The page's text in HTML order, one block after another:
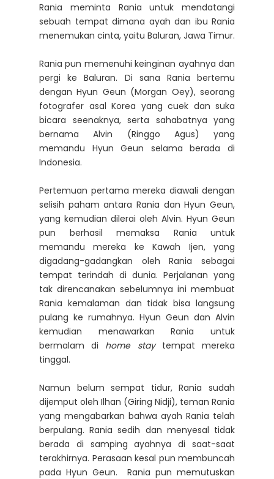
Rania meminta Rania untuk mendatangi
sebuah tempat dimana ayah dan ibu Rania
menemukan cinta, yaitu Baluran, Jawa Timur.
Rania pun memenuhi keinginan ayahnya dan
pergi ke Baluran. Di sana Rania bertemu
dengan Hyun Geun (Morgan Oey), seorang
fotografer asal Korea yang cuek dan suka
bicara seenaknya, serta sahabatnya yang
bernama Alvin (Ringgo Agus) yang
memandu Hyun Geun selama berada di
Indonesia.
Pertemuan pertama mereka diawali dengan
selisih paham antara Rania dan Hyun Geun,
yang kemudian dilerai oleh Alvin. Hyun Geun
pun berhasil memaksa Rania untuk
memandu mereka ke Kawah Ijen, yang
digadang-gadangkan oleh Rania sebagai
tempat terindah di dunia. Perjalanan yang
tak direncanakan sebelumnya ini membuat
Rania kemalaman dan tidak bisa langsung
pulang ke rumahnya. Hyun Geun dan Alvin
kemudian menawarkan Rania untuk
bermalam di home staytempat mereka
tinggal.
Namun belum sempat tidur, Rania sudah
dijemput oleh Ilhan (Giring Nidji), teman Rania
yang mengabarkan bahwa ayah Rania telah
berpulang. Rania sedih dan menyesal tidak
berada di samping ayahnya di saat-saat
terakhirnya. Perasaan kesal pun membuncah
pada Hyun Geun. Rania pun memutuskan